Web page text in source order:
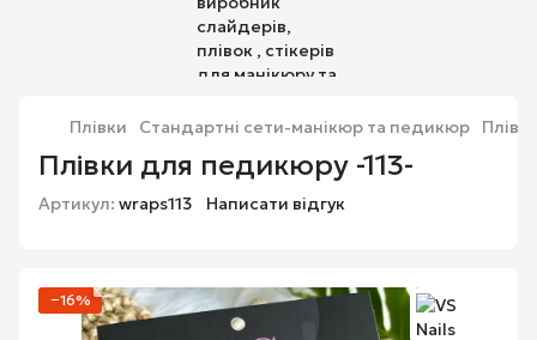
Плівки Стандартні сети-манікюр та педикюр
Плівки для педикюру -113-
Артикул: wraps113 Написати відгук
−16%